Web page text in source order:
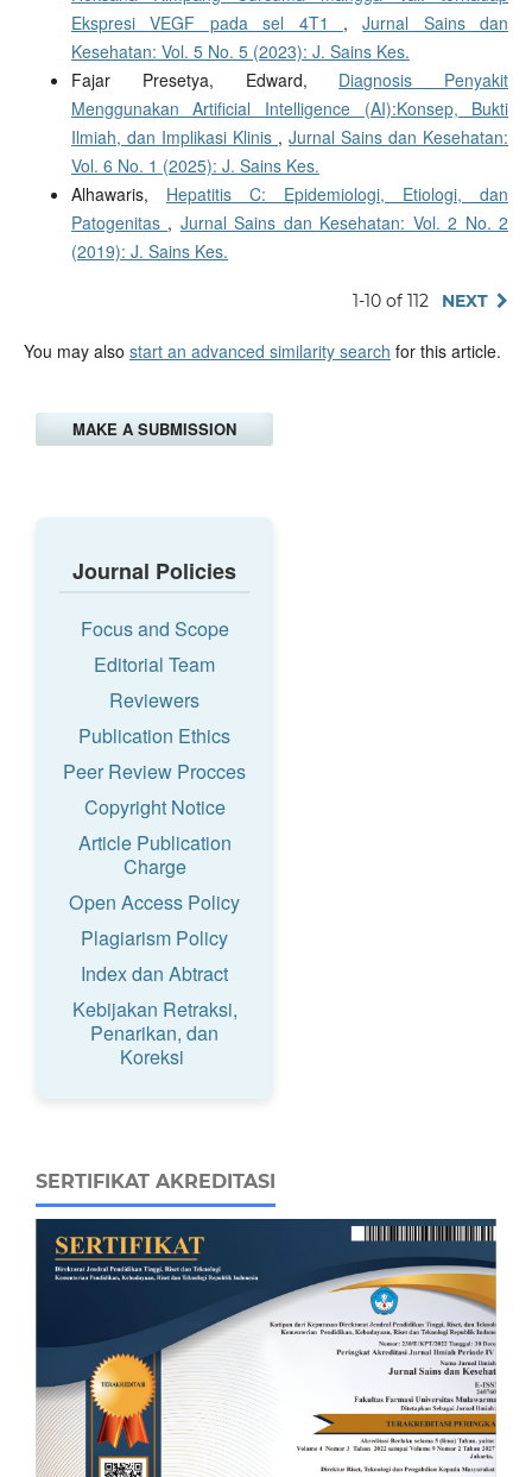
Ekspresi VEGF pada sel 4T1 ,Jurnal Sains dan
Kesehatan: Vol. 5 No. 5 (2023): J. Sains Kes.
Fajar Presetya, Edward, Diagnosis Penyakit
Menggunakan Artificial Intelligence (AI):Konsep, Bukti
Ilmiah, dan Implikasi Klinis ,Jurnal Sains dan Kesehatan:
Vol. 6 No. 1 (2025): J. Sains Kes.
Alhawaris, Hepatitis C: Epidemiologi, Etiologi, dan
Patogenitas , Jurnal Sains dan Kesehatan: Vol. 2 No. 2
(2019): J. Sains Kes.
1-10 of 112 NEXT
You may also start an advanced similarity search for this article.
MAKE A SUBMISSION
Journal Policies
Focus and Scope
Editorial Team
Reviewers
Publication Ethics
Peer Review Procces
Copyright Notice
Article Publication
Charge
Open Access Policy
Plagiarism Policy
Index dan Abtract
Kebijakan Retraksi,
Penarikan, dan
Koreksi
SERTIFIKAT AKREDITASI